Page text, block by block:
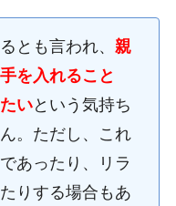
とも言われ、 親
を入れること
いという気持ち
。ただし、これ
あったり、リラ
りする場合もあ